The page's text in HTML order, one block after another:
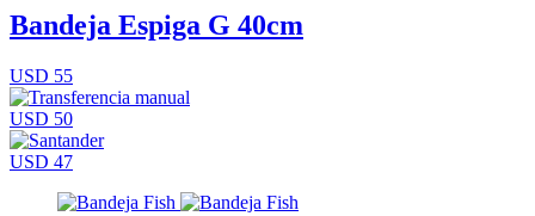
Bandeja Espiga G 40cm
USD 55
USD 50
USD 47